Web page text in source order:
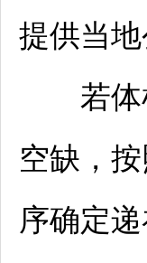
提供当
若体检
空缺，
序确定